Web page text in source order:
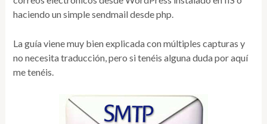
haciendo un simple sendmail desde php.
La guía viene muy bien explicada con múltiples capturas y
no necesita traducción, pero si tenéis alguna duda por aquí
me tenéis.